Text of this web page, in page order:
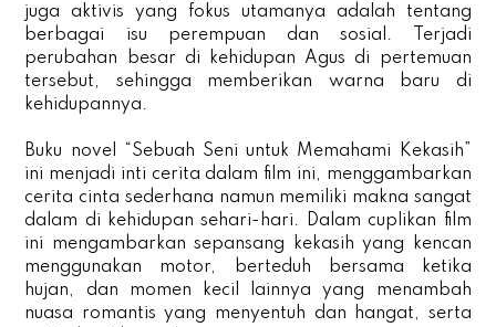
juga aktivis yang fokus utamanya adalah tentang
berbagai isu perempuan dan sosial. Terjadi
perubahan besar di kehidupan Agus di pertemuan
tersebut, sehingga memberikan warna baru di
kehidupannya.
Buku novel “Sebuah Seni untuk Memahami Kekasih”
ini menjadi inti cerita dalam film ini, menggambarkan
cerita cinta sederhana namun memiliki makna sangat
dalam di kehidupan sehari-hari. Dalam cuplikan film
ini mengambarkan sepansang kekasih yang kencan
menggunakan motor, berteduh bersama ketika
hujan, dan momen kecil lainnya yang menambah
nuasa romantis yang menyentuh dan hangat, serta